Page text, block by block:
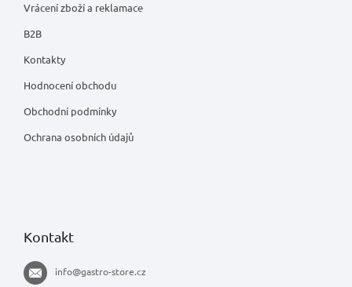
Vrácení zboží a reklamace
B2B
Kontakty
Hodnocení obchodu
Obchodní podmínky
Ochrana osobních údajů
Kontakt
info@gastro-store.cz